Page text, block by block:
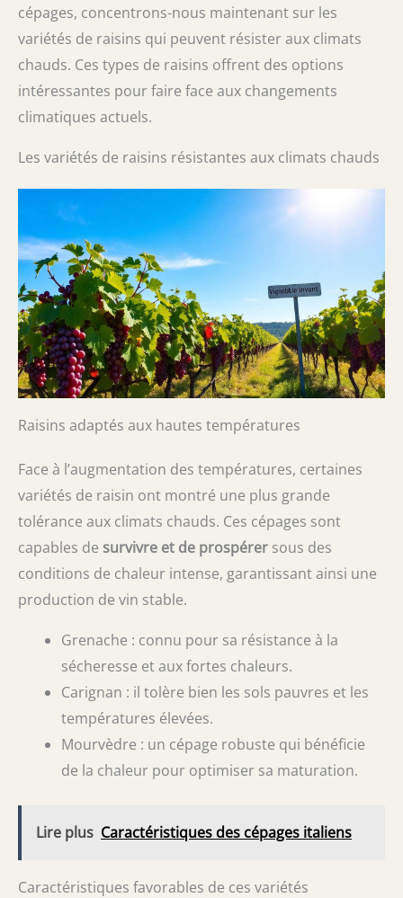
cépages, concentrons-nous maintenant sur les
variétés de raisins qui peuvent résister aux climats
chauds. Ces types de raisins offrent des options
intéressantes pour faire face aux changements
climatiques actuels.
Les variétés de raisins résistantes aux climats chauds
Raisins adaptés aux hautes températures
Face à l’augmentation des températures, certaines
variétés de raisin ont montré une plus grande
tolérance aux climats chauds. Ces cépages sont
capables de survivre et de prospérer sous des
conditions de chaleur intense, garantissant ainsi une
production de vin stable.
Grenache : connu pour sa résistance à la
sécheresse et aux fortes chaleurs.
Carignan : il tolère bien les sols pauvres et les
températures élevées.
Mourvèdre : un cépage robuste qui bénéficie
de la chaleur pour optimiser sa maturation.
Lire plus Caractéristiques des cépages italiens
Caractéristiques favorables de ces variétés